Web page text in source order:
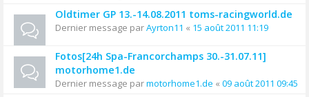
Oldtimer GP 13.-14.08.2011 toms-racingworld.de
Dernier message parAyrton11 « 15 août 2011 11:19
Fotos[24h Spa-Francorchamps 30.-31.07.11]
motorhome1.de
Dernier message parmotorhome1.de « 09 août 2011 09:45